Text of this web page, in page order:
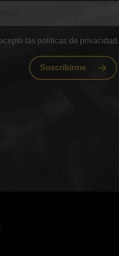
las políticas de privacidad.
Suscribirme